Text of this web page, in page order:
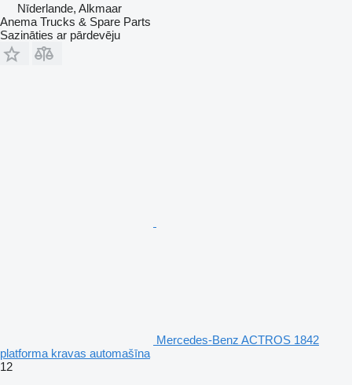
Nīderlande, Alkmaar
Anema Trucks & Spare Parts
Sazināties ar pārdevēju
Mercedes-Benz ACTROS 1842
platforma kravas automašīna
12